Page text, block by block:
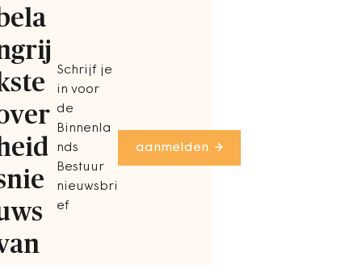
Schrijf je
in voor
de
Binnenla
nds
Bestuur
nieuwsbri
ef
aanmelden